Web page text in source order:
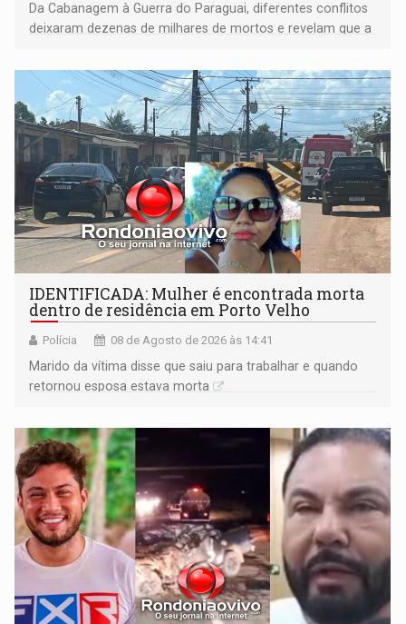
Da Cabanagem à Guerra do Paraguai, diferentes conflitos
deixaram dezenas de milhares de mortos e revelam que a
territoriais e sociais
IDENTIFICADA: Mulher é encontrada morta
dentro de residência em Porto Velho
Polícia 08 de Agosto de 2026 às 14:41
Marido da vítima disse que saiu para trabalhar e quando
retornou esposa estava morta